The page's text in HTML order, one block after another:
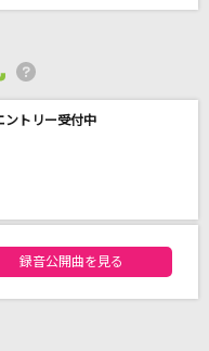
トリー受付中
ーランキング
録音公開曲を見る